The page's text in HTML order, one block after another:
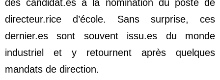
des candidat.es à la nomination du poste de
directeur.rice d’école. Sans surprise, ces
dernier.es sont souvent issu.es du monde
industriel et y retournent après quelques
mandats de direction.